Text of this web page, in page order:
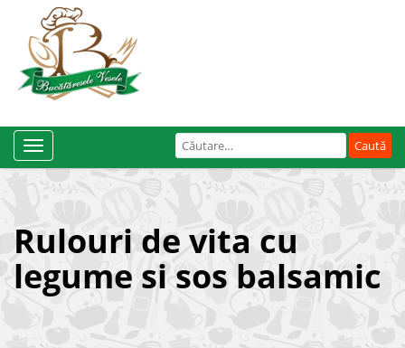
Caută
după:
Toggle
Navigation
Rulouri de vita cu
legume si sos balsamic